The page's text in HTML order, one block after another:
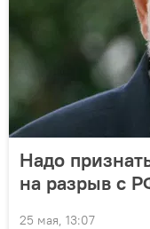
Надо
на разрыв с
25 мая, 13:07